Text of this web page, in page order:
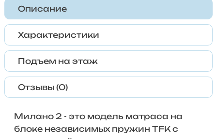
Описание
Характеристики
Подъем на этаж
Отзывы (0)
Милано 2 - это модель матраса на
блоке независимых пружин TFK с